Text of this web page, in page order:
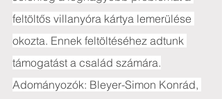
feltöltős villanyóra kártya lemerülése
okozta. Ennek feltöltéséhez adtunk
támogatást a család számára.
Adományozók: Bleyer-Simon Konrád,